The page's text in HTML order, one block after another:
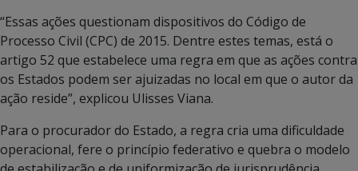
“Essas ações questionam dispositivos do Código de
Processo Civil (CPC) de 2015. Dentre estes temas, está o
artigo 52 que estabelece uma regra em que as ações contra
os Estados podem ser ajuizadas no local em que o autor da
ação reside”, explicou Ulisses Viana.
Para o procurador do Estado, a regra cria uma dificuldade
operacional, fere o princípio federativo e quebra o modelo